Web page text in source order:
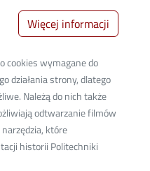
Więcej informacji
cookies wymagane do
działania strony, dlatego
Należą do nich także
odtwarzanie filmów
które
historii Politechniki